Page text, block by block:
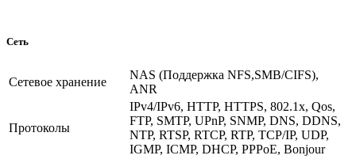
Сеть
Сетевое хранение
NAS (Поддержка NFS,SMB/CIFS),
ANR
Протоколы
IPv4/IPv6, HTTP, HTTPS, 802.1x, Qos,
FTP, SMTP, UPnP, SNMP, DNS, DDNS,
NTP, RTSP, RTCP, RTP, TCP/IP, UDP,
IGMP, ICMP, DHCP, PPPoE, Bonjour